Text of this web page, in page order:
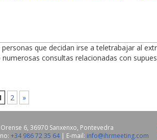
que decidan irse a teletrabajar al
consultas relacionadas con
2 »
6, 36970 Sanxenxo, Pontevedra
+34 986 72 35 64| E-mail: info@ihrmeeting.com